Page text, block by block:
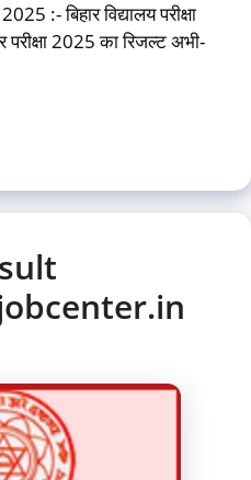
:- बिहार विद्यालय परीक्षा
परीक्षा 2025 का रिजल्ट अभी-